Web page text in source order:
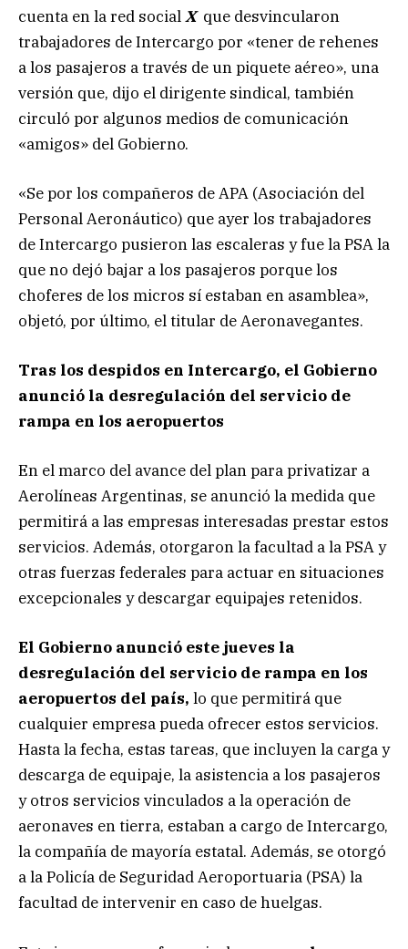
cuenta en la red socialXque desvincularon
trabajadores de Intercargo por «tener de rehenes
a los pasajeros a través de un piquete aéreo», una
versión que, dijo el dirigente sindical, también
circuló por algunos medios de comunicación
«amigos» del Gobierno.
«Se por los compañeros de APA (Asociación del
Personal Aeronáutico) que ayer los trabajadores
de Intercargo pusieron las escaleras y fue la PSA la
que no dejó bajar a los pasajeros porque los
choferes de los micros sí estaban en asamblea»,
objetó, por último, el titular de Aeronavegantes.
Tras los despidos en Intercargo, el Gobierno
anunció la desregulación del servicio de
rampa en los aeropuertos
En el marco del avance del plan para privatizar a
Aerolíneas Argentinas, se anunció la medida que
permitirá a las empresas interesadas prestar estos
servicios. Además, otorgaron la facultad a la PSA y
otras fuerzas federales para actuar en situaciones
excepcionales y descargar equipajes retenidos.
El Gobierno anunció este jueves la
desregulación del servicio de rampa en los
aeropuertos del país, lo que permitirá que
cualquier empresa pueda ofrecer estos servicios.
Hasta la fecha, estas tareas, que incluyen la carga y
descarga de equipaje, la asistencia a los pasajeros
y otros servicios vinculados a la operación de
aeronaves en tierra, estaban a cargo de Intercargo,
la compañía de mayoría estatal. Además, se otorgó
a la Policía de Seguridad Aeroportuaria (PSA) la
facultad de intervenir en caso de huelgas.